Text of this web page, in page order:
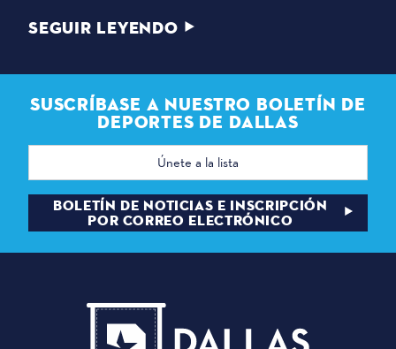
SEGUIR LEYENDO
SUSCRÍBASE A NUESTRO BOLETÍN DE
DEPORTES DE DALLAS
Dirección
correo
electrónico
BOLETÍN DE NOTICIAS E INSCRIPCIÓN
POR CORREO ELECTRÓNICO